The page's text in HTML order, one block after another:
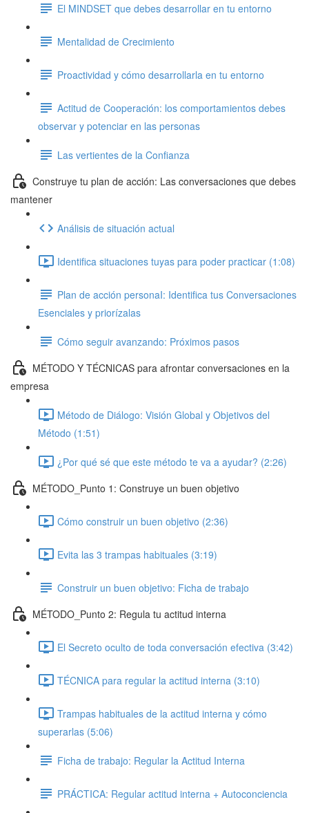
El MINDSET que debes desarrollar en tu entorno
Mentalidad de Crecimiento
Proactividad y cómo desarrollarla en tu entorno
Actitud de Cooperación: los comportamientos debes
observar y potenciar en las personas
Las vertientes de la Confianza
Construye tu plan de acción: Las conversaciones que debes
mantener
Análisis de situación actual
Identifica situaciones tuyas para poder practicar (1:08)
Plan de acción personaI: Identifica tus Conversaciones
Esenciales y priorízalas
Cómo seguir avanzando: Próximos pasos
MÉTODO Y TÉCNICAS para afrontar conversaciones en la
empresa
Método de Diálogo: Visión Global y Objetivos del
Método (1:51)
¿Por qué sé que este método te va a ayudar? (2:26)
MÉTODO_Punto 1: Construye un buen objetivo
Cómo construir un buen objetivo (2:36)
Evita las 3 trampas habituales (3:19)
Construir un buen objetivo: Ficha de trabajo
MÉTODO_Punto 2: Regula tu actitud interna
El Secreto oculto de toda conversación efectiva (3:42)
TÉCNICA para regular la actitud interna (3:10)
Trampas habituales de la actitud interna y cómo
superarlas (5:06)
Ficha de trabajo: Regular la Actitud Interna
PRÁCTICA: Regular actitud interna + Autoconciencia